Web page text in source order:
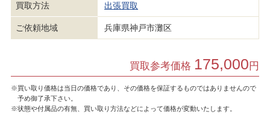
買取方法 出張買取
ご依頼地域 兵庫県神戸市灘区
買取参考価格 175,000 円
※買い取り価格は当日の価格であり、その価格を保証するものではありませんので
予め御了承下さい。
※状態や付属品の有無、買い取り方法などによって価格が変動いたします。